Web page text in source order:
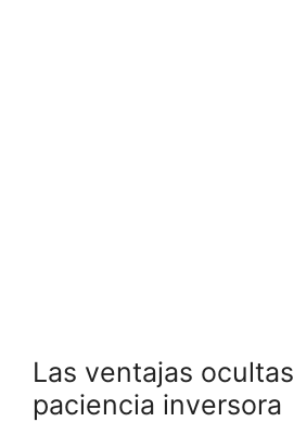
Las ventajas
paciencia inversora